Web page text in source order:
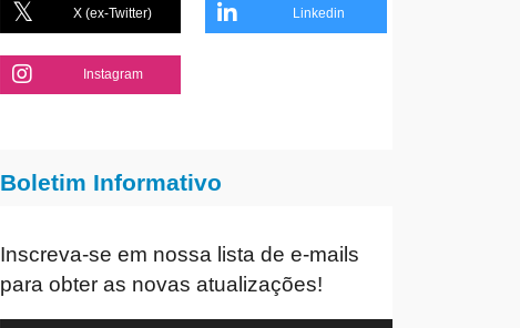
X (ex-Twitter) Linkedin
Instagram
Boletim Informativo
Inscreva-se em nossa lista de e-mails
para obter as novas atualizações!